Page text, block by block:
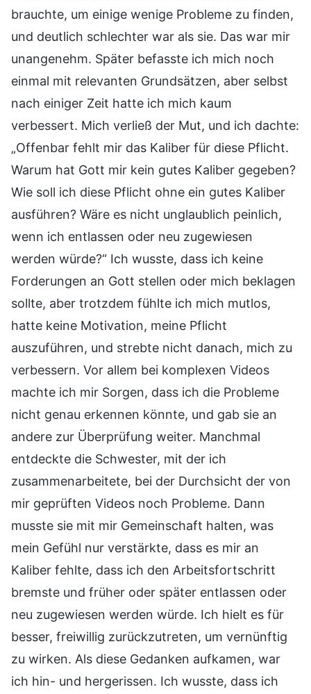
brauchte, um einige wenige Probleme zu finden,
und deutlich schlechter war als sie. Das war mir
unangenehm. Später befasste ich mich noch
einmal mit relevanten Grundsätzen, aber selbst
nach einiger Zeit hatte ich mich kaum
verbessert. Mich verließ der Mut, und ich dachte:
„Offenbar fehlt mir das Kaliber für diese Pflicht.
Warum hat Gott mir kein gutes Kaliber gegeben?
Wie soll ich diese Pflicht ohne ein gutes Kaliber
ausführen? Wäre es nicht unglaublich peinlich,
wenn ich entlassen oder neu zugewiesen
werden würde?“ Ich wusste, dass ich keine
Forderungen an Gott stellen oder mich beklagen
sollte, aber trotzdem fühlte ich mich mutlos,
hatte keine Motivation, meine Pflicht
auszuführen, und strebte nicht danach, mich zu
verbessern. Vor allem bei komplexen Videos
machte ich mir Sorgen, dass ich die Probleme
nicht genau erkennen könnte, und gab sie an
andere zur Überprüfung weiter. Manchmal
entdeckte die Schwester, mit der ich
zusammenarbeitete, bei der Durchsicht der von
mir geprüften Videos noch Probleme. Dann
musste sie mit mir Gemeinschaft halten, was
mein Gefühl nur verstärkte, dass es mir an
Kaliber fehlte, dass ich den Arbeitsfortschritt
bremste und früher oder später entlassen oder
neu zugewiesen werden würde. Ich hielt es für
besser, freiwillig zurückzutreten, um vernünftig
zu wirken. Als diese Gedanken aufkamen, war
ich hin- und hergerissen. Ich wusste, dass ich